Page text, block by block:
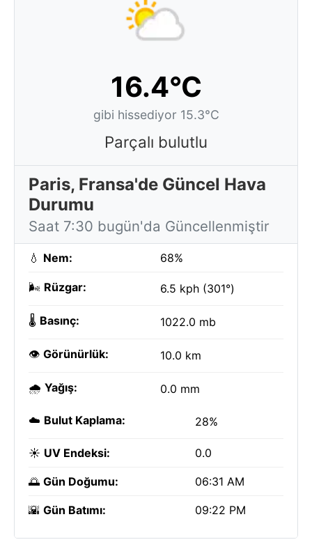
16.4°C
gibi hissediyor 15.3°C
Parçalı bulutlu
Paris, Fransa'de Güncel Hava
Durumu
Saat 7:30 bugün'da Güncellenmiştir
💧 Nem: 68%
🌬️ Rüzgar: 6.5 kph (301°)
🌡️ Basınç: 1022.0 mb
👁️ Görünürlük: 10.0 km
🌧️ Yağış: 0.0 mm
☁️ Bulut Kaplama: 28%
☀️ UV Endeksi: 0.0
🌅 Gün Doğumu: 06:31 AM
🌇 Gün Batımı: 09:22 PM